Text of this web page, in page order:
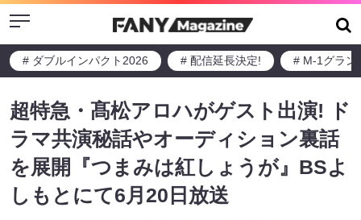
Menu
# ダブルインパクト2026 # 配信延長決定! # M-1グラン
超特急・髙松アロハがゲスト出演! ド
ラマ共演秘話やオーディション裏話
を展開『つまみは紅しょうが』BSよ
しもとにて6月20日放送